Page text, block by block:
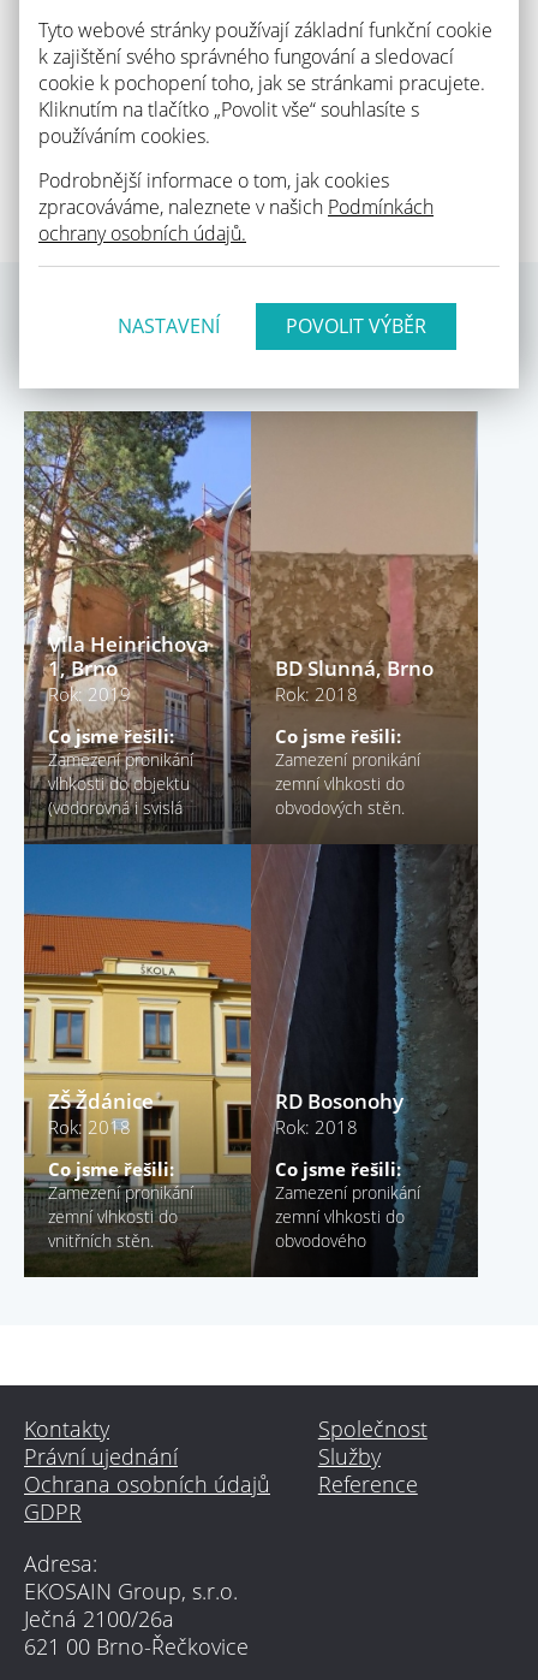
Tyto webové stránky používají základní funkční cookie
k zajištění svého správného fungování a sledovací
cookie k pochopení toho, jak se stránkami pracujete.
Kliknutím na tlačítko „Povolit vše“ souhlasíte s
používáním cookies.
Podrobnější informace o tom, jak cookies
zpracováváme, naleznete v našich Podmínkách
ochrany osobních údajů.
NASTAVENÍ
Pulsní elektroosmóza na Státní opeře v
Praze
Když jsme před téměř 2 lety psali o tom,…
Celá novinka
Vila Heinrichova
1, Brno
Rok: 2019
Co jsme řešili:
Zamezení pronikání
vlhkosti do objektu
(vodorovná i svislá
hydroizolace objektu) a
BD Slunná, Brno
Rok: 2018
Co jsme řešili:
Zamezení pronikání
zemní vlhkosti do
obvodových stěn.
ZŠ Ždánice
Rok: 2018
Co jsme řešili:
Zamezení pronikání
zemní vlhkosti do
vnitřních stěn.
RD Bosonohy
Rok: 2018
Co jsme řešili:
Zamezení pronikání
zemní vlhkosti do
obvodového
suterénního zdiva.
Kontakty
Právní ujednání
Ochrana osobních údajů
GDPR
Společnost
Služby
Reference
Adresa:
EKOSAIN Group, s.r.o.
Ječná 2100/26a
621 00 Brno-Řečkovice